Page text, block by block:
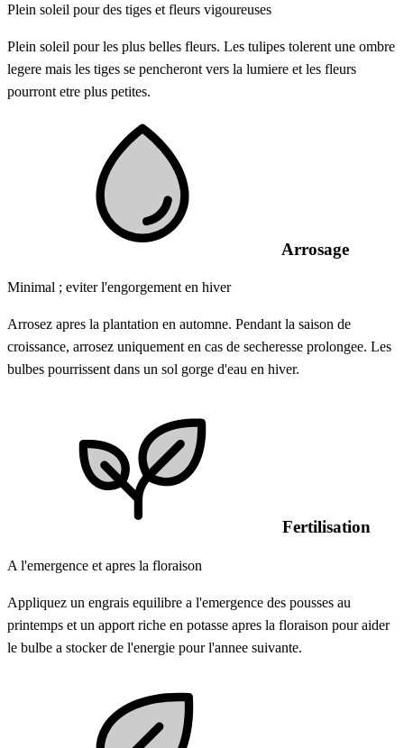
Plein soleil pour des tiges et fleurs vigoureuses
Plein soleil pour les plus belles fleurs. Les tulipes tolerent une ombre
legere mais les tiges se pencheront vers la lumiere et les fleurs
pourront etre plus petites.
Arrosage
Minimal ; eviter l'engorgement en hiver
Arrosez apres la plantation en automne. Pendant la saison de
croissance, arrosez uniquement en cas de secheresse prolongee. Les
bulbes pourrissent dans un sol gorge d'eau en hiver.
Fertilisation
A l'emergence et apres la floraison
Appliquez un engrais equilibre a l'emergence des pousses au
printemps et un apport riche en potasse apres la floraison pour aider
le bulbe a stocker de l'energie pour l'annee suivante.